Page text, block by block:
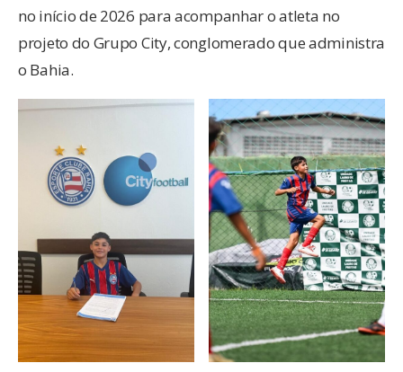
no início de 2026 para acompanhar o atleta no
projeto do Grupo City, conglomerado que administra
o Bahia.